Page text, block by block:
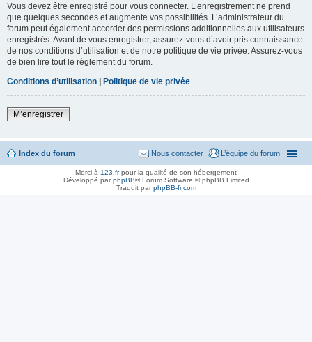
Vous devez être enregistré pour vous connecter. L’enregistrement ne prend
que quelques secondes et augmente vos possibilités. L’administrateur du
forum peut également accorder des permissions additionnelles aux utilisateurs
enregistrés. Avant de vous enregistrer, assurez-vous d’avoir pris connaissance
de nos conditions d’utilisation et de notre politique de vie privée. Assurez-vous
de bien lire tout le règlement du forum.
Conditions d’utilisation | Politique de vie privée
M’enregistrer
Index du forum L’équipe du forum
Nous contacter
Merci à 123.frpour la qualité de son hébergement
Développé parphpBB® Forum Software © phpBB Limited
Traduit parphpBB-fr.com